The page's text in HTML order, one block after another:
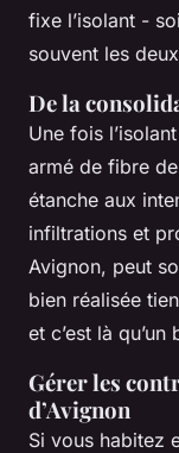
fixe l’isolant -
souvent les
De la
Une fois
armé de fibre
étanche aux
infiltrations et
Avignon, peut
bien réalisée
et c’est là
Gérer les
d’Avignon
Si vous habitez